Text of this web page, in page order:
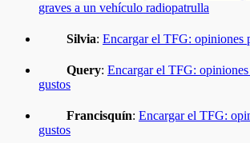
graves a un vehículo radiopatrulla
Silvia: Encargar el TFG: opiniones
Query: Encargar el TFG:
gustos
Francisquín: Encargar el TFG:
gustos